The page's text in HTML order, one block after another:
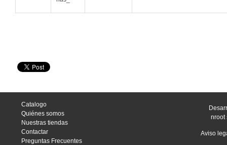
Catalogo
Quiénes somos
Nuestras tiendas
Contactar
Preguntas Frecuentes
nroot
Aviso